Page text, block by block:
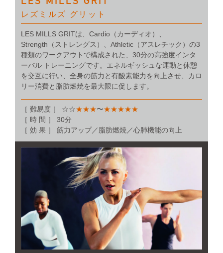
レズミルズ グリット
LES MILLS GRITは、Cardio（カーディオ）、
Strength（ストレングス）、Athletic（アスレチック）の3
種類のワークアウトで構成された、30分の高強度インタ
ーバル トレーニングです。エネルギッシュな運動と休憩
を交互に行い、全身の筋力と有酸素能力を向上させ、カロ
リー消費と脂肪燃焼を最大限に促します。
［ 難易度 ］ ☆☆★★★〜★★★★★
［ 時 間 ］ 30分
［ 効 果 ］ 筋力アップ／脂肪燃焼／心肺機能の向上